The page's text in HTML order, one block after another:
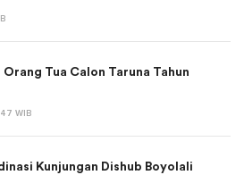
Tua Calon Taruna Tahun
WIB
Kunjungan Dishub Boyolali